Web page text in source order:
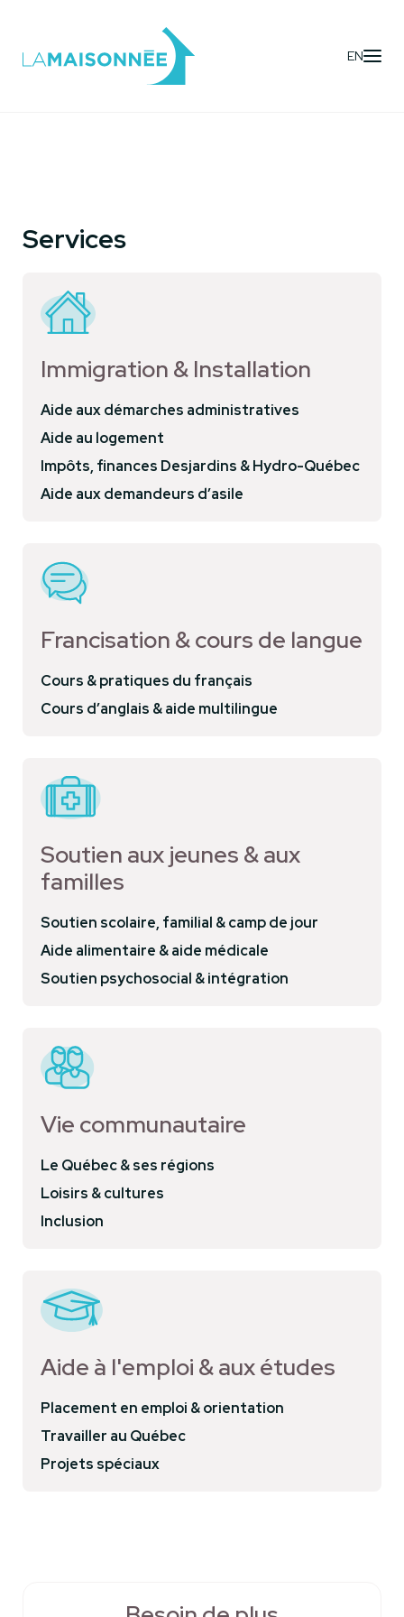
EN
Services
Immigration & Installation
Aide aux démarches administratives
Aide au logement
Impôts, finances Desjardins & Hydro-Québec
Aide aux demandeurs d’asile
Francisation & cours de langue
Cours & pratiques du français
Cours d’anglais & aide multilingue
Soutien aux jeunes & aux
familles
Soutien scolaire, familial & camp de jour
Aide alimentaire & aide médicale
Soutien psychosocial & intégration
Vie communautaire
Le Québec & ses régions
Loisirs & cultures
Inclusion
Aide à l'emploi & aux études
Placement en emploi & orientation
Travailler au Québec
Projets spéciaux